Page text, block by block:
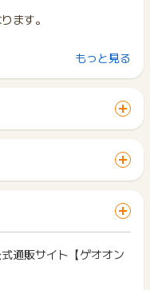
ます。
申込不備、本人確認の
トア以外の販売サイト
タルやストリーミング、
由した購入。
。
】
本語・国内専用）
もっと見る
い物が完了するまでの
に移動した場合はポイン
ンを押した時とサービ
ウザが異なる場合はポ
用される場合は、毎回
でポイントGET 」ボ
につき10円単位の金額
切り捨てとなり、ポイ
して支払われた金額分
ント獲得の対象には含
通販サイト【ゲオオン